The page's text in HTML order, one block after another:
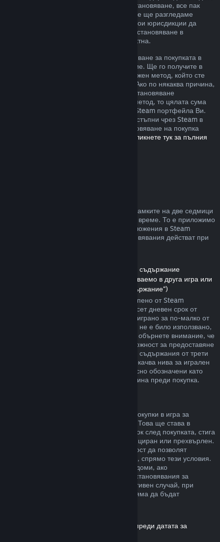
извън описаните от нас правила за възстановяване, все пак
можете да изискате възстановяване и ние ще разгледаме
случая. Възможно е потребителите в някои юрисдикции да
разполагат с допълнителни права за възстановяване в
обстоятелства, при които играта е дефектна.
Ще Ви бъде отпуснато пълно възстановяване за покупката в
рамките на една седмица след одобрение. Ще го получите в
Steam портфейла или чрез същия платежен метод, който сте
използвали, за да направите покупката. Ако по някаква причина,
Steam няма възможност да отпусне възстановяване
посредством първоначалния платежен метод, то цялата сума
ще бъде предоставена като кредит към Steam портфейла Ви.
(Възможно е някои платежни методи, достъпни чрез Steam в
държавата Ви, да не поддържат възстановяване на покупка
Кликнете тук за пълния
Steam възстановяването се предлага в рамките на две седмици
от покупката и при под два часа игрално време. То е приложимо
както за игри, така и при софтуерни приложения в Steam
магазина. Ето обзор за това как възстановявания действат при
Възстановявания на сумата за сваляемо съдържание
(Съдържание от Steam магазина, използваемо в друга игра или
софтуерно приложение, „Сваляемо съдържание“)
Сумата за сваляемото съдържание, закупено от Steam
магазина, се възстановява в четиринадесет дневен срок от
покупката, и ако съответното заглавие е играно за по-малко от
два часа, след транзакцията. Стига то да не е било използвано,
модифицирано или прехвърлено. Моля, обърнете внимание, че
в някои случаи Steam няма да има възможност за предоставяне
на възстановявания при някои сваляеми съдържания от трети
страни (например, ако то необратимо покачва нива за игрален
персонаж). Тези изключения ще бъдат ясно обозначени като
невъзстановими на страницата им магазина преди покупка.
Steam ще предлага възстановяване на покупки в игра за
всякакви заглавия разработени от Valve. Това ще става в
рамките на четиридесет и осем часов срок след покупката, стига
артикула да не е бил използван, модифициран или прехвърлен.
Другите разработчици ще имат възможност да позволят
възстановявания за артикули в игрите си, спрямо тези условия.
По време на покупката Steam ще Ви уведоми, ако
разработчикът е решил да предлага възстановявания за
артикула в играта, който купувате. В противен случай, при
покупките в игри, които не са на Valve, няма да бъдат
Възстановявания за заглавия, закупени преди датата за